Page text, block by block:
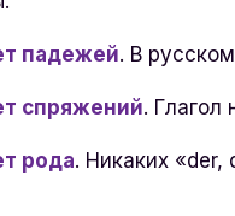
падежей. В
спряжений. Глагол
рода. Никаких «der,